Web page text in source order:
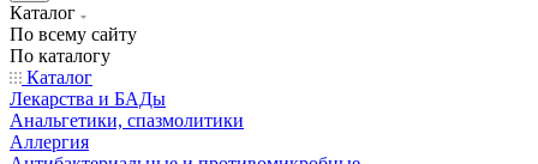
Каталог
По всему сайту
По каталогу
Каталог
Лекарства и БАДы
Анальгетики, спазмолитики
Аллергия